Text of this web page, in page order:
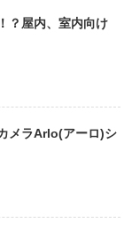
？屋内、室内向け
メラArlo(アーロ)シ